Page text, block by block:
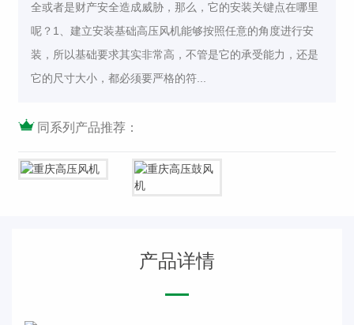
全或者是财产安全造成威胁，那么，它的安装关键点在哪里
呢？1、建立安装基础高压风机能够按照任意的角度进行安
装，所以基础要求其实非常高，不管是它的承受能力，还是
它的尺寸大小，都必须要严格的符...
同系列产品推荐：
产品详情